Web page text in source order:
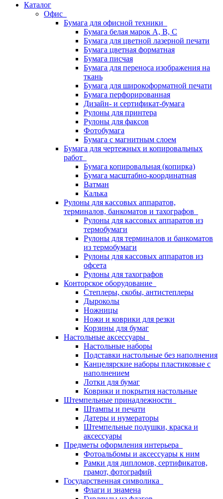
Каталог
Офис
Бумага для офисной техники
Бумага белая марок А, В, С
Бумага для цветной лазерной печати
Бумага цветная форматная
Бумага писчая
Бумага для переноса изображения на
ткань
Бумага для широкоформатной печати
Бумага перфорированная
Дизайн- и сертификат-бумага
Рулоны для принтера
Рулоны для факсов
Фотобумага
Бумага с магнитным слоем
Бумага для чертежных и копировальных
работ
Бумага копировальная (копирка)
Бумага масштабно-координатная
Ватман
Калька
Рулоны для кассовых аппаратов,
терминалов, банкоматов и тахографов
Рулоны для кассовых аппаратов из
термобумаги
Рулоны для терминалов и банкоматов
из термобумаги
Рулоны для кассовых аппаратов из
офсета
Рулоны для тахографов
Конторское оборудование
Степлеры, скобы, антистеплеры
Дыроколы
Ножницы
Ножи и коврики для резки
Корзины для бумаг
Настольные аксессуары
Настольные наборы
Подставки настольные без наполнения
Канцелярские наборы пластиковые с
наполнением
Лотки для бумаг
Коврики и покрытия настольные
Штемпельные принадлежности
Штампы и печати
Датеры и нумераторы
Штемпельные подушки, краска и
аксессуары
Предметы оформления интерьера
Фотоальбомы и аксессуары к ним
Рамки для дипломов, сертификатов,
грамот, фотографий
Государственная символика
Флаги и знамена